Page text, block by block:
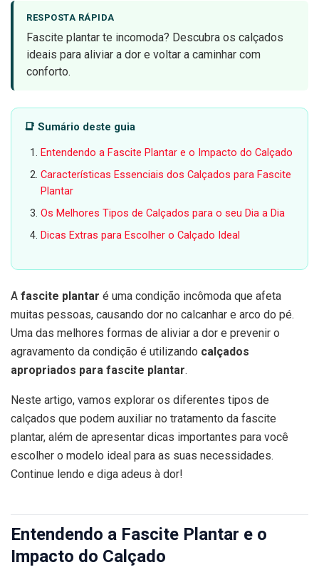
RESPOSTA RÁPIDA
Fascite plantar te incomoda? Descubra os calçados
ideais para aliviar a dor e voltar a caminhar com
conforto.
📑 Sumário deste guia
Entendendo a Fascite Plantar e o Impacto do Calçado
Características Essenciais dos Calçados para Fascite
Plantar
Os Melhores Tipos de Calçados para o seu Dia a Dia
Dicas Extras para Escolher o Calçado Ideal
A fascite plantar é uma condição incômoda que afeta
muitas pessoas, causando dor no calcanhar e arco do pé.
Uma das melhores formas de aliviar a dor e prevenir o
agravamento da condição é utilizando calçados
apropriados para fascite plantar.
Neste artigo, vamos explorar os diferentes tipos de
calçados que podem auxiliar no tratamento da fascite
plantar, além de apresentar dicas importantes para você
escolher o modelo ideal para as suas necessidades.
Continue lendo e diga adeus à dor!
Entendendo a Fascite Plantar e o
Impacto do Calçado